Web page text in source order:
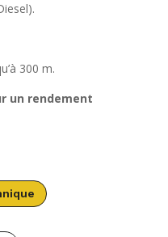
300 m.
un rendement